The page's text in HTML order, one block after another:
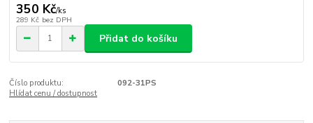
350 Kč/ks
289 Kč bez DPH
Přidat do košíku
Číslo produktu:
092-31PS
Hlídat cenu / dostupnost